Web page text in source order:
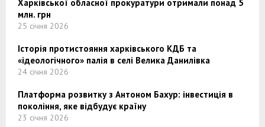
Харківської обласної прокуратури отримали понад 5
млн. грн
25 січня 2026
Історія протистояння харківського КДБ та
«ідеологічного» палія в селі Велика Данилівка
24 січня 2026
Платформа розвитку з Антоном Бахур: інвестиція в
покоління, яке відбудує країну
23 січня 2026